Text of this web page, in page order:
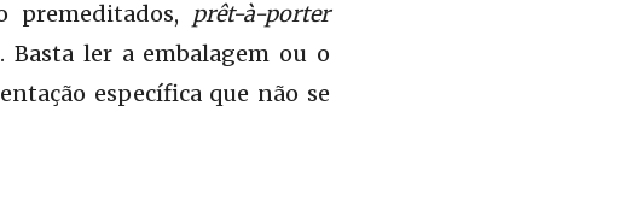
premeditados, prêt-à-porter
ler a embalagem ou o
específica que não se